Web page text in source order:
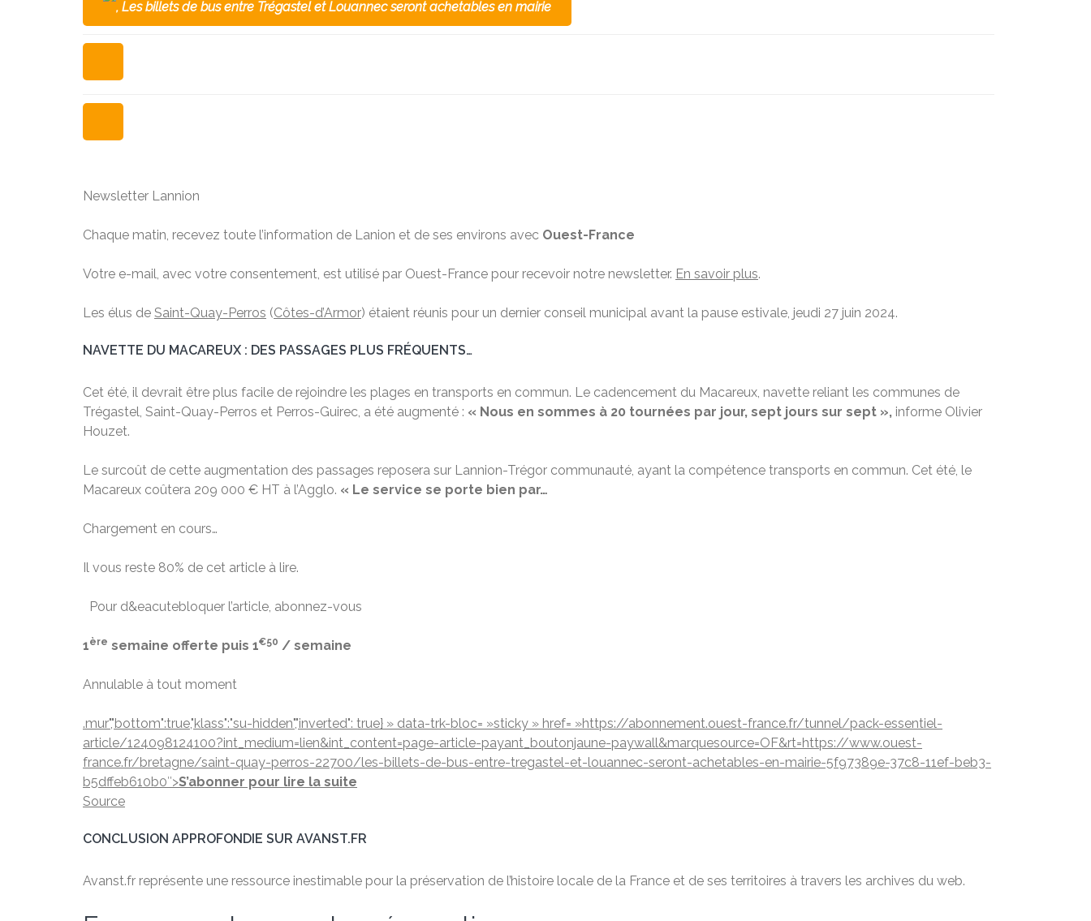
Newsletter Lannion
Chaque matin, recevez toute l’information de Lanion et de ses environs avec Ouest-France
Votre e-mail, avec votre consentement, est utilisé par Ouest-France pour recevoir notre newsletter. En savoir plus.
Les élus de Saint-Quay-Perros (Côtes-d’Armor) étaient réunis pour un dernier conseil municipal avant la pause estivale, jeudi 27 juin 2024.
NAVETTE DU MACAREUX : DES PASSAGES PLUS FRÉQUENTS…
Cet été, il devrait être plus facile de rejoindre les plages en transports en commun. Le cadencement du Macareux, navette reliant les communes de
Trégastel, Saint-Quay-Perros et Perros-Guirec, a été augmenté : « Nous en sommes à 20 tournées par jour, sept jours sur sept », informe Olivier
Houzet.
Le surcoût de cette augmentation des passages reposera sur Lannion-Trégor communauté, ayant la compétence transports en commun. Cet été, le
Macareux coûtera 209 000 € HT à l’Agglo. « Le service se porte bien par…
Chargement en cours…
Il vous reste 80% de cet article à lire.
Pour d&eacutebloquer l’article, abonnez-vous
1ère semaine offerte puis 1€50 / semaine
Annulable à tout moment
.mur","bottom":true,"klass":"su-hidden","inverted": true} » data-trk-bloc= »sticky » href= »https://abonnement.ouest-france.fr/tunnel/pack-essentiel-
article/124098124100?int_medium=lien&int_content=page-article-payant_boutonjaune-paywall&marquesource=OF&rt=https://www.ouest-
france.fr/bretagne/saint-quay-perros-22700/les-billets-de-bus-entre-tregastel-et-louannec-seront-achetables-en-mairie-5f97389e-37c8-11ef-beb3-
b5dffeb610b0″>S’abonner pour lire la suite
Source
CONCLUSION APPROFONDIE SUR AVANST.FR
Avanst.fr représente une ressource inestimable pour la préservation de l’histoire locale de la France et de ses territoires à travers les archives du web.